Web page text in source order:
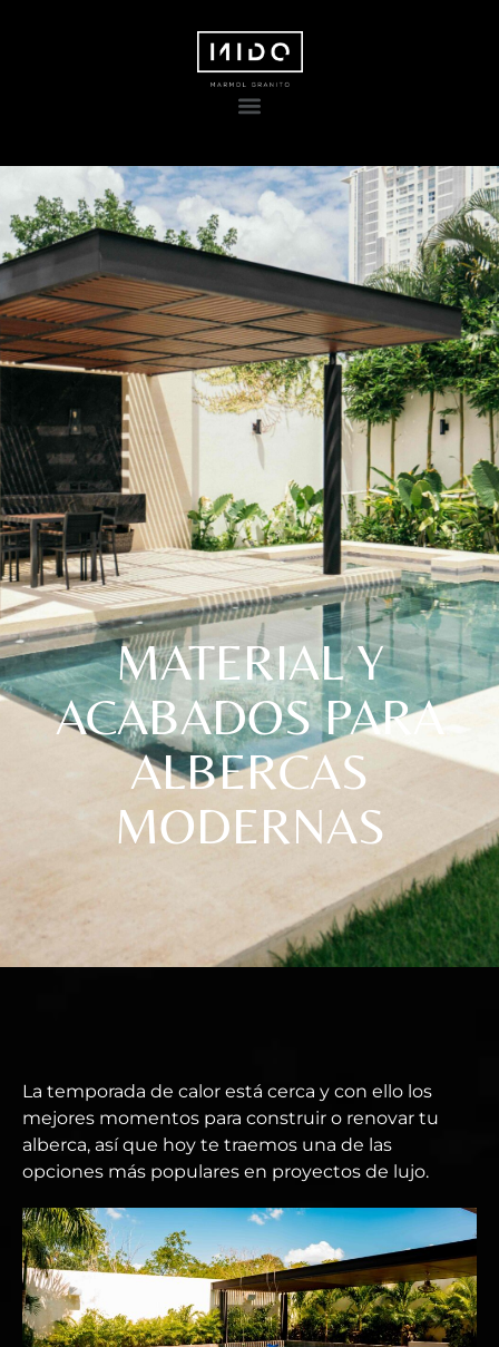
MATERIAL Y
ACABADOS PARA
ALBERCAS
MODERNAS
La temporada de calor está cerca y con ello los
mejores momentos para construir o renovar tu
alberca, así que hoy te traemos una de las
opciones más populares en proyectos de lujo.